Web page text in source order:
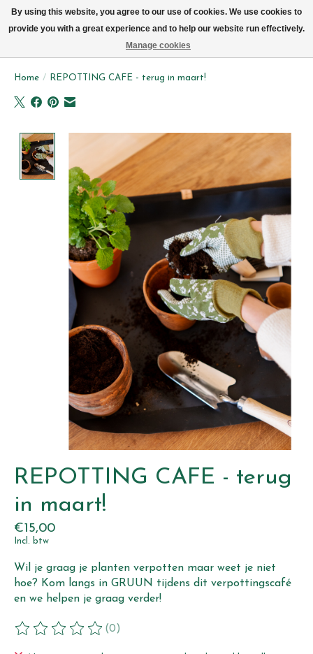
Home / REPOTTING CAFE - terug in maart!
Product image slideshow Items
REPOTTING CAFE - terug
in maart!
€15,00
Incl. btw
Wil je graag je planten verpotten maar weet je niet
hoe? Kom langs in GRUUN tijdens dit verpottingscafé
en we helpen je graag verder!
De beoordeling van dit product is
(0)
By using this website, you agree to our use of cookies. We use cookies to
provide you with a great experience and to help our website run effectively.
Manage cookies